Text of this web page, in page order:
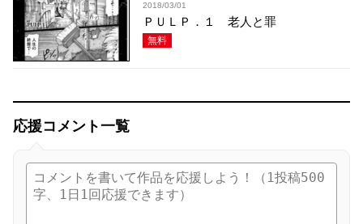
2018/03/01
ＰＵＬＰ．１ 老人と罪
無料
応援コメント一覧